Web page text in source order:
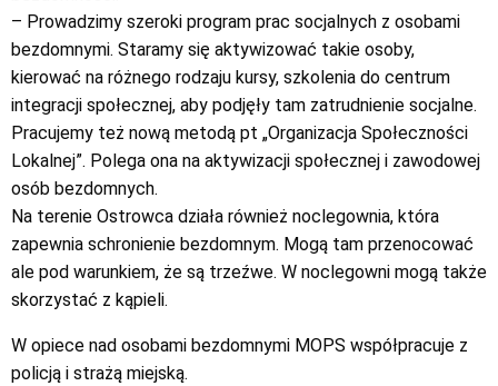
– Prowadzimy szeroki program prac socjalnych z osobami
bezdomnymi. Staramy się aktywizować takie osoby,
kierować na różnego rodzaju kursy, szkolenia do centrum
integracji społecznej, aby podjęły tam zatrudnienie socjalne.
Pracujemy też nową metodą pt „Organizacja Społeczności
Lokalnej”. Polega ona na aktywizacji społecznej i zawodowej
osób bezdomnych.
Na terenie Ostrowca działa również noclegownia, która
zapewnia schronienie bezdomnym. Mogą tam przenocować
ale pod warunkiem, że są trzeźwe. W noclegowni mogą także
skorzystać z kąpieli.
W opiece nad osobami bezdomnymi MOPS współpracuje z
policją i strażą miejską.